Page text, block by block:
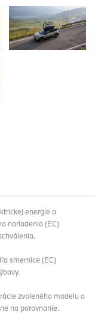
energie a
nariadenia (EC)
smernice (EC)
zvoleného modelu a
na porovnanie.